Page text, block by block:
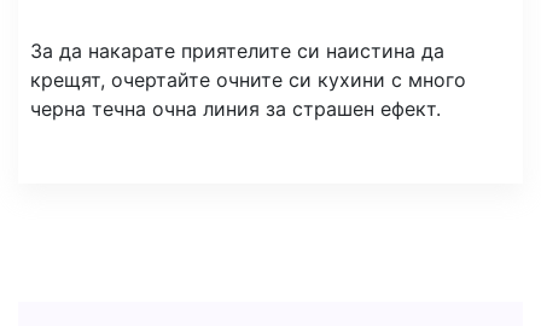
За да накарате приятелите си наистина да
крещят, очертайте очните си кухини с много
черна течна очна линия за страшен ефект.